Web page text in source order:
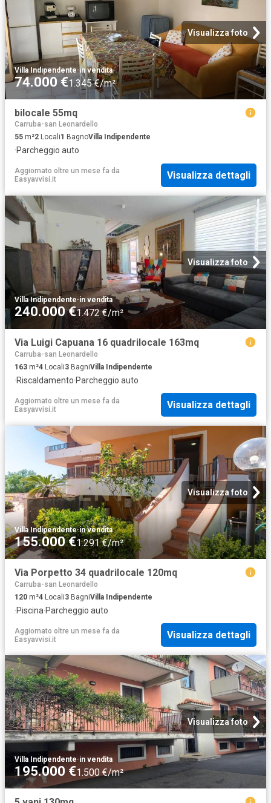
Visualizza foto
Villa Indipendente·in vendita
74.000 €1.345 €/m²
bilocale 55mq
Carruba-san Leonardello
55 m²2 Locali1 BagnoVilla Indipendente
·Parcheggio auto
Aggiornato oltre un mese fa da
Easyavvisi.it
Visualizza dettagli
Visualizza foto
Villa Indipendente·in vendita
240.000 €1.472 €/m²
Via Luigi Capuana 16 quadrilocale 163mq
Carruba-san Leonardello
163 m²4 Locali3 BagniVilla Indipendente
·Riscaldamento·Parcheggio auto
Aggiornato oltre un mese fa da
Easyavvisi.it
Visualizza dettagli
Visualizza foto
Villa Indipendente·in vendita
155.000 €1.291 €/m²
Via Porpetto 34 quadrilocale 120mq
Carruba-san Leonardello
120 m²4 Locali3 BagniVilla Indipendente
·Piscina·Parcheggio auto
Aggiornato oltre un mese fa da
Easyavvisi.it
Visualizza dettagli
Visualizza foto
Villa Indipendente·in vendita
195.000 €1.500 €/m²